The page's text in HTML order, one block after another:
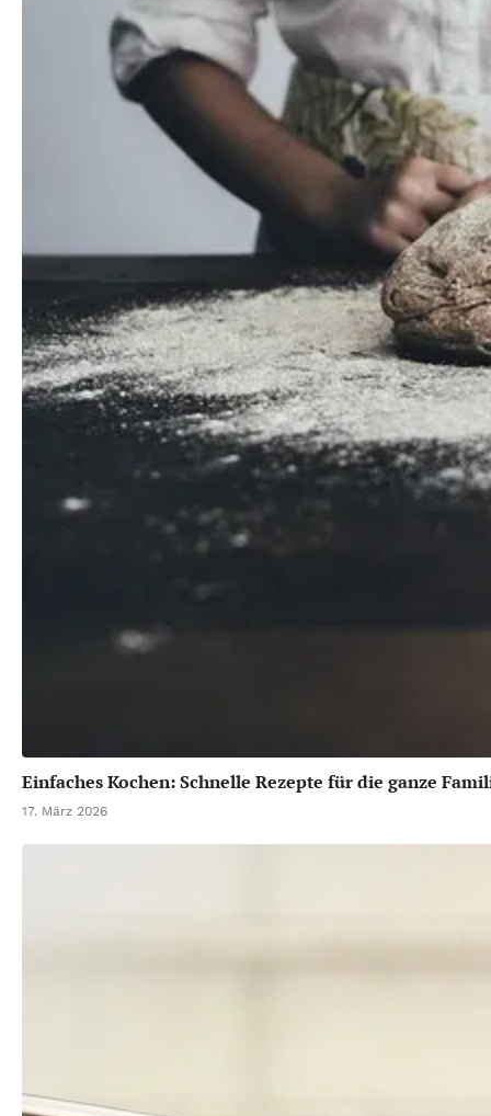
Einfaches Kochen: Schnelle Rezepte für die ganze
17. März 2026